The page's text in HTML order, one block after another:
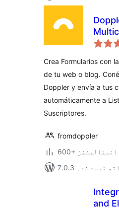
Crea Formularios con
de tu web o blog.
Doppler y envía a tus
automáticamente a
Suscriptores.
fromdoppler
انسٹالیشنز
ساتھ ٹیسٹ شدہ
and